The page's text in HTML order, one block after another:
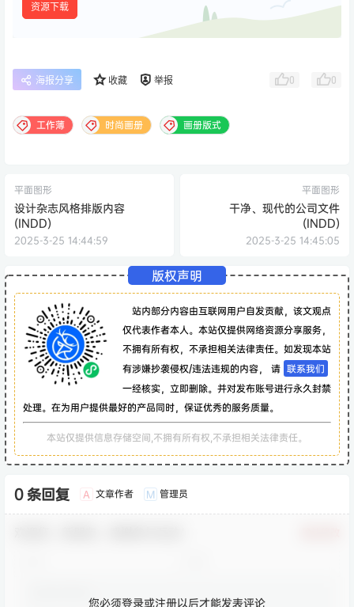
资源下载
海报分享 收藏 举报 0 0
工作薄 时尚画册 画册版式
平面图形
设计杂志风格排版内容
(INDD)
2025-3-25 14:44:59
平面图形
干净、现代的公司文件
(INDD)
2025-3-25 14:45:05
版权声明
站内部分内容由互联网用户自发贡献，该文观点
仅代表作者本人。本站仅提供网络资源分享服务，
不拥有所有权，不承担相关法律责任。如发现本站
有涉嫌抄袭侵权/违法违规的内容， 请 联系我们
一经核实，立即删除。并对发布账号进行永久封禁
处理。在为用户提供最好的产品同时，保证优秀的服务质量。
本站仅提供信息存储空间,不拥有所有权,不承担相关法律责任。
0 条回复 A 文章作者 M 管理员
您必须登录或注册以后才能发表评论